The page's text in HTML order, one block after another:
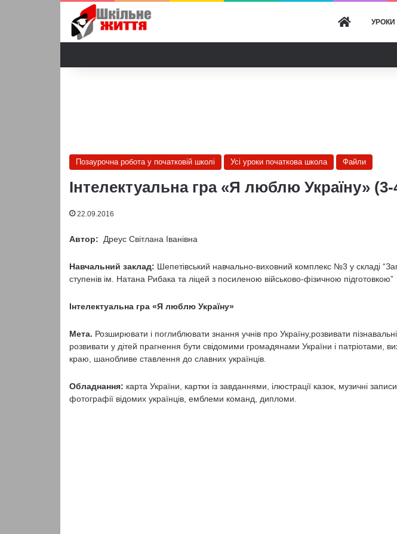
ГОЛОВНА
УРОКИ
Позаурочна робота у початковій школі Усі уроки початкова школа Файли
Інтелектуальна гра «Я люблю Україну»
22.09.2016
Автор: Дреус Світлана Іванівна
Навчальний заклад: Шепетівський навчально-виховний комплекс №3 у складі
ступенів ім. Натана Рибака та ліцей з посиленою військово-фізичною підготовкою”
Інтелектуальна гра «Я люблю Україну»
Мета. Розширювати і поглиблювати знання учнів про Україну,розвивати
розвивати у дітей прагнення бути свідомими громадянами України і патріотами,
краю, шанобливе ставлення до славних українців.
Обладнання: карта України, картки із завданнями, ілюстрації казок, музичні
фотографії відомих українців, емблеми команд, дипломи.